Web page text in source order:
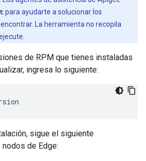
para ayudarte a solucionar los
La herramienta no recopila
de RPM que tienes instaladas
ingresa lo siguiente:
sigue el siguiente
de Edge: